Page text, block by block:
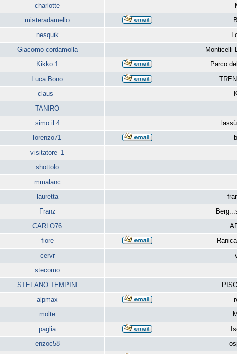
charlotte
misteradamello
nesquik
Giacomo cordamolla Monticelli
Kikko 1 Parco
Luca Bono
claus_
TANIRO
simo il 4
lorenzo71
visitatore_1
shottolo
mmalanc
lauretta
Franz
CARLO76
fiore
cervr
stecomo
STEFANO TEMPINI
alpmax
molte
paglia
enzoc58